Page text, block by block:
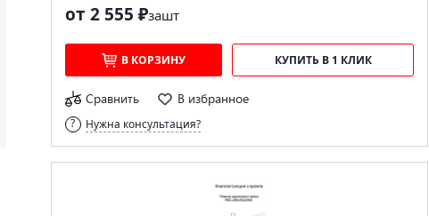
от 2 555 ₽зашт
В КОРЗИНУ КУПИТЬ В 1 КЛИК
Сравнить В избранное
Нужна консультация?